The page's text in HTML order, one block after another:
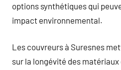
options synthétiques qui
impact environnemental.
Les couvreurs à Suresnes
sur la longévité des